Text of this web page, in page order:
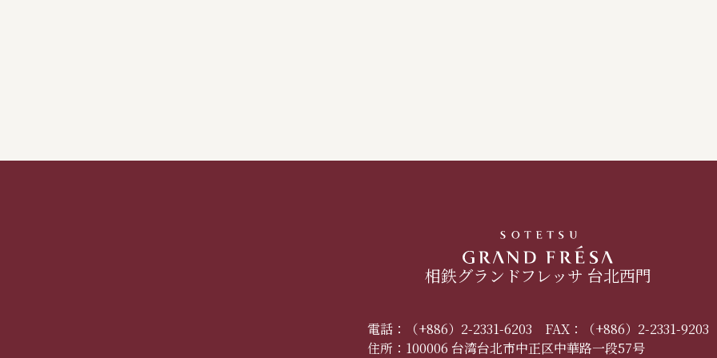
相鉄グランドフレッサ 台北西門
電話： （+886）2-2331-6203 FAX：（+886）2-2331-9203
住所： 100006 台湾台北市中正区中華路一段57号